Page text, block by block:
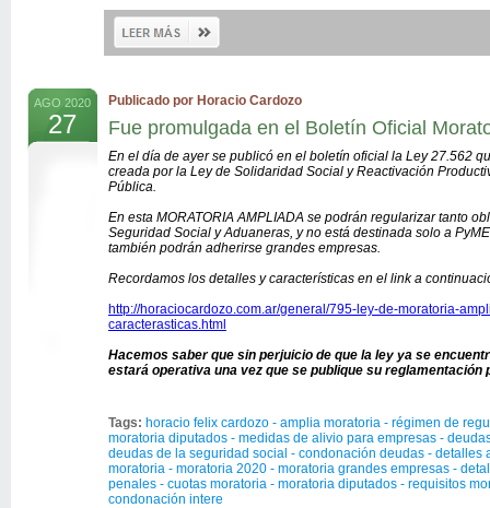
AGO 2020
27
Publicado por Horacio Cardozo
Fue promulgada en el Boletín Oficial
En el día de ayer se publicó en el boletín oficial la Ley 27.562
creada por la Ley de Solidaridad Social y Reactivación
Pública.
En esta MORATORIA AMPLIADA se podrán regularizar tanto
Seguridad Social y Aduaneras, y no está destinada solo a
también podrán adherirse grandes empresas.
Recordamos los detalles y características en el link a
http://horaciocardozo.com.ar/general/795-ley-de-moratoria-
caracterasticas.html
Hacemos saber que sin perjuicio de que la ley ya se
estará operativa una vez que se publique su reglamentación
Tags: horacio felix cardozo - amplia moratoria - régimen de
moratoria diputados - medidas de alivio para empresas -
deudas de la seguridad social - condonación deudas - detalles
moratoria - moratoria 2020 - moratoria grandes empresas -
penales - cuotas moratoria - moratoria diputados - requisitos
condonación intere